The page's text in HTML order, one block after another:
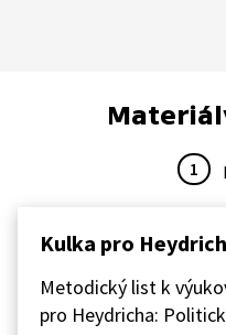
1
Kulka pro
Metodický list k
pro Heydricha: